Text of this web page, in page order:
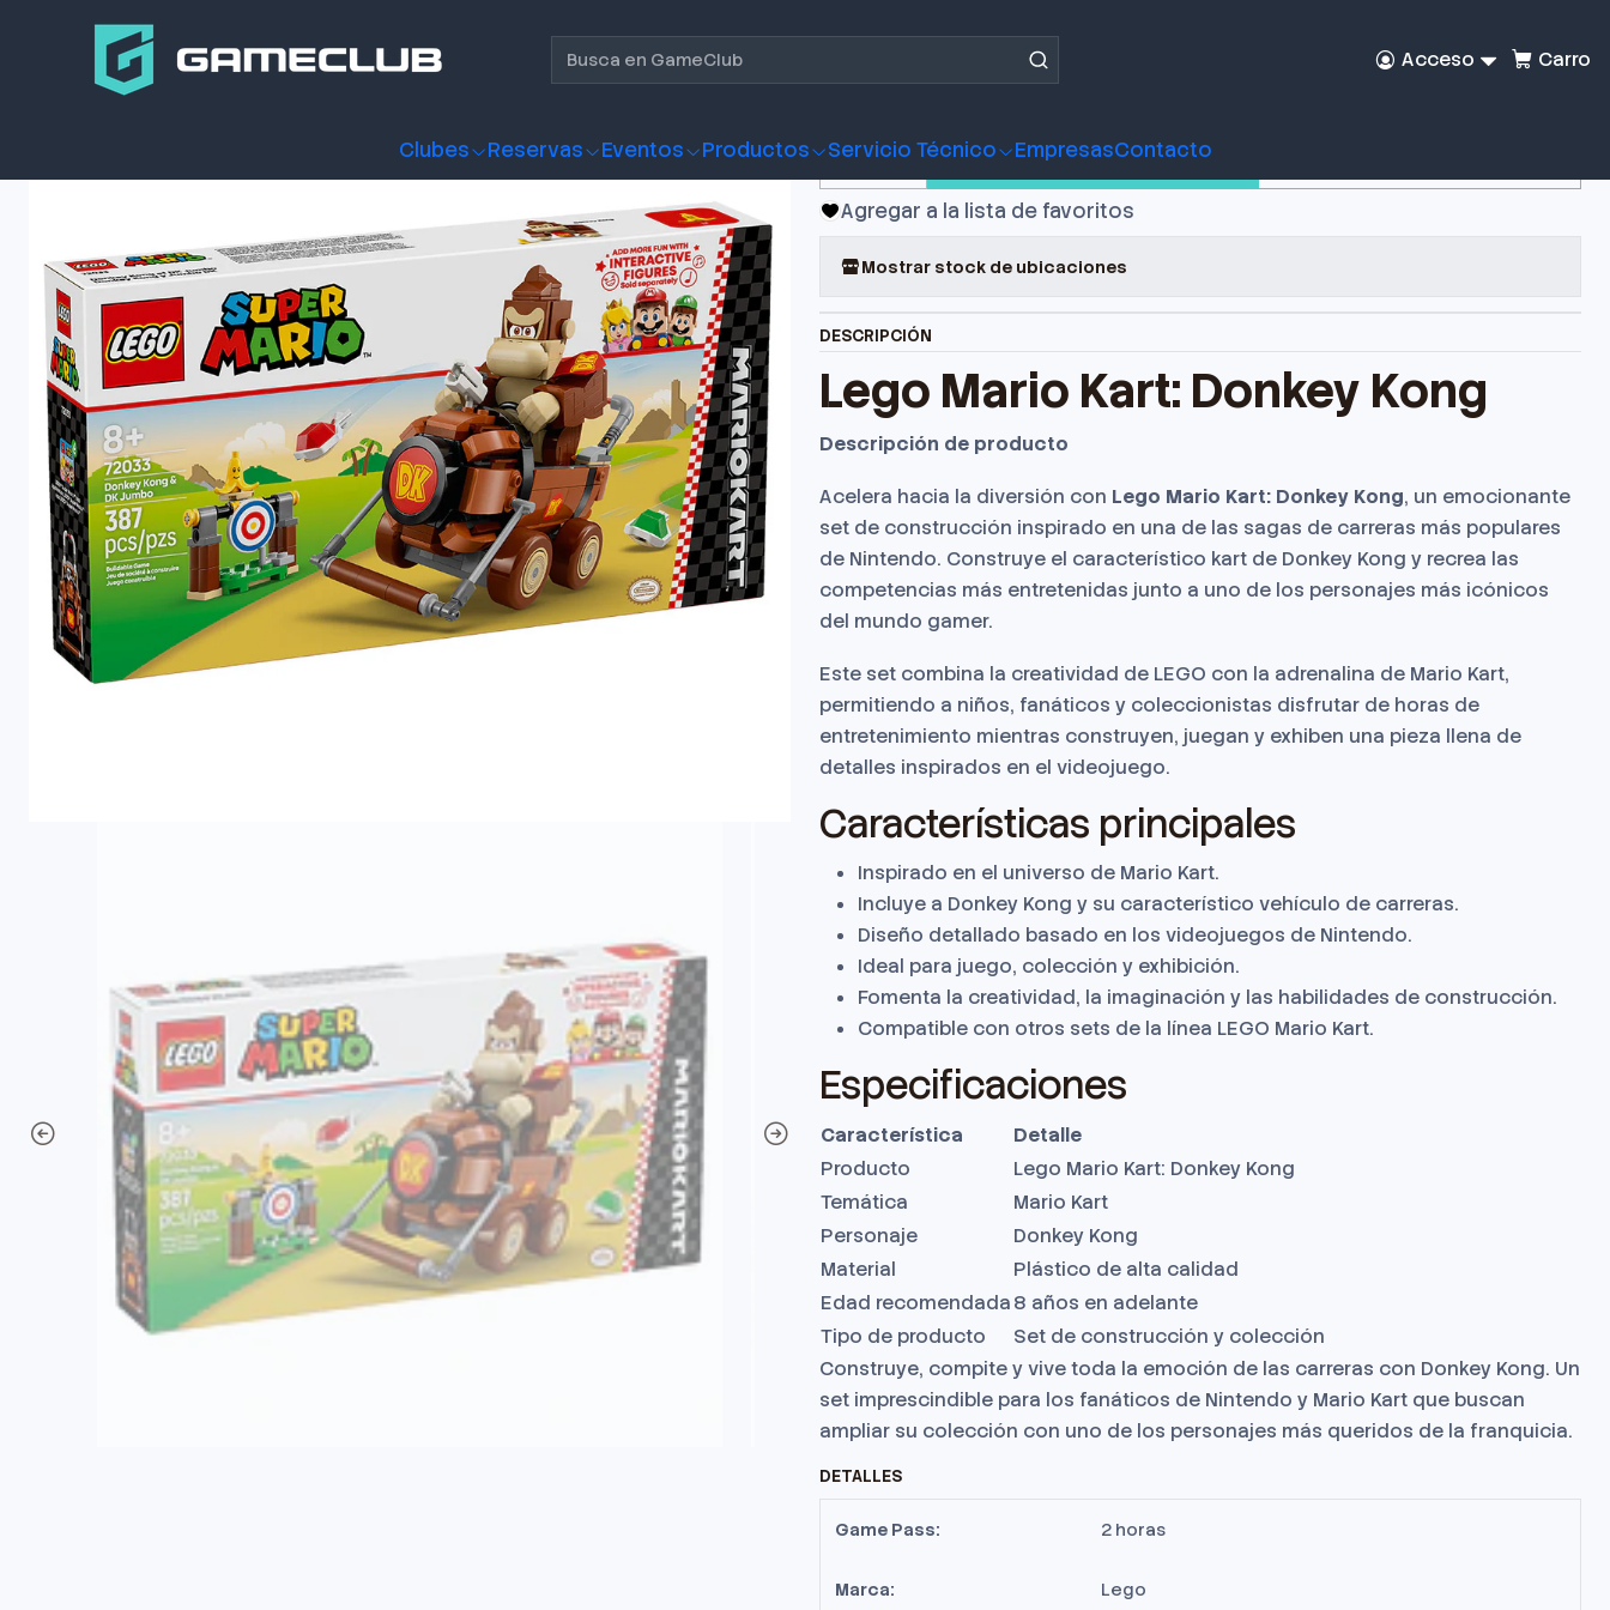
Acceso Carro
Clubes Reservas Eventos Productos Servicio Técnico EmpresasContacto
Productos
Lego Mario Kart: Donkey Kong
Comprar ahora
Agregar a la lista de favoritos
Mostrar stock de ubicaciones
DESCRIPCIÓN
Lego Mario Kart: Donkey Kong
Descripción de producto
Acelera hacia la diversión con Lego Mario Kart: Donkey Kong, un emocionante
set de construcción inspirado en una de las sagas de carreras más populares
de Nintendo. Construye el característico kart de Donkey Kong y recrea las
competencias más entretenidas junto a uno de los personajes más icónicos
del mundo gamer.
Este set combina la creatividad de LEGO con la adrenalina de Mario Kart,
permitiendo a niños, fanáticos y coleccionistas disfrutar de horas de
entretenimiento mientras construyen, juegan y exhiben una pieza llena de
detalles inspirados en el videojuego.
Características principales
Inspirado en el universo de Mario Kart.
Incluye a Donkey Kong y su característico vehículo de carreras.
Diseño detallado basado en los videojuegos de Nintendo.
Ideal para juego, colección y exhibición.
Fomenta la creatividad, la imaginación y las habilidades de construcción.
Compatible con otros sets de la línea LEGO Mario Kart.
Especificaciones
Característica
Detalle
Producto
Lego Mario Kart: Donkey Kong
Temática
Mario Kart
Personaje
Donkey Kong
Material
Plástico de alta calidad
Edad recomendada8 años en adelante
Tipo de producto
Set de construcción y colección
Construye, compite y vive toda la emoción de las carreras con Donkey Kong. Un
set imprescindible para los fanáticos de Nintendo y Mario Kart que buscan
ampliar su colección con uno de los personajes más queridos de la franquicia.
DETALLES
Game Pass: 2 horas
Marca: Lego